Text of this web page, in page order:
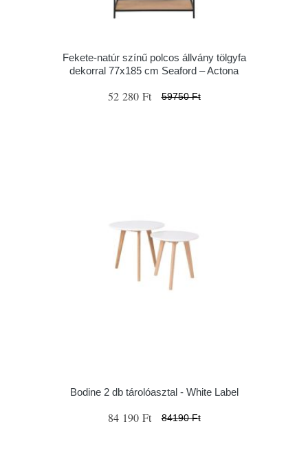
Fekete-natúr színű polcos állvány tölgyfa
dekorral 77x185 cm Seaford – Actona
52 280 Ft 59750 Ft
Bodine 2 db tárolóasztal - White Label
84 190 Ft 84190 Ft